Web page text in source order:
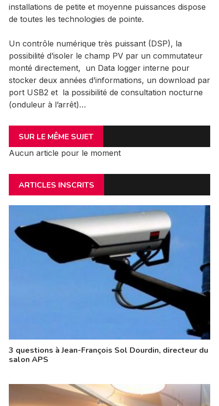
installations de petite et moyenne puissances dispose
de toutes les technologies de pointe.
Un contrôle numérique très puissant (DSP), la
possibilité d’isoler le champ PV par un commutateur
monté directement, un Data logger interne pour
stocker deux années d’informations, un download par
port USB2 et la possibilité de consultation nocturne
(onduleur à l’arrêt)…
SUR LE MÊME SUJET
Aucun article pour le moment
ARTICLES INSCRITS
3 questions à Jean-François Sol Dourdin, directeur du
salon APS